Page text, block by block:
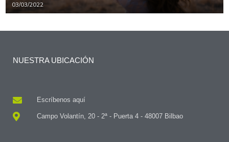
03/03/2022
NUESTRA UBICACIÓN
Escríbenos aquí
Campo Volantín, 20 - 2ª - Puerta 4 - 48007 Bilbao